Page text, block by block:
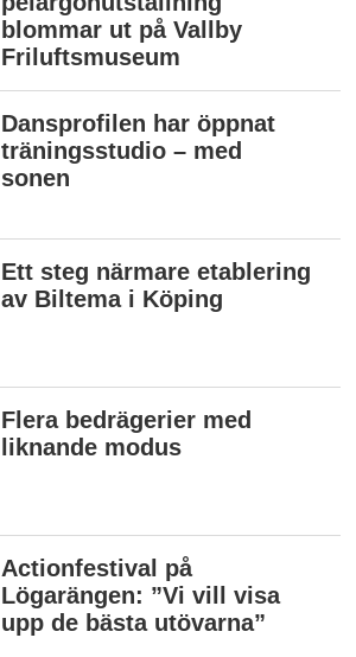
blommar ut på Vallby
Friluftsmuseum
Dansprofilen har öppnat
träningsstudio – med
sonen
Ett steg närmare etablering
av Biltema i Köping
Flera bedrägerier med
liknande modus
Actionfestival på
Lögarängen: ”Vi vill visa
upp de bästa utövarna”